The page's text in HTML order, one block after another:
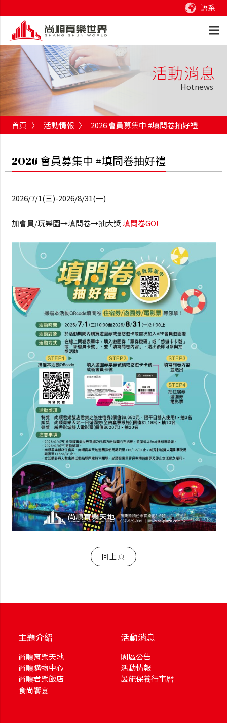
語系
活動消息
Hotnews
首頁 〉 活動情報 〉 2026 會員募集中 #填問卷抽好禮
2026 會員募集中 #填問卷抽好禮
2026/7/1(三)-2026/8/31(一)
加會員/玩樂園→填問卷→抽大獎填問卷GO!
回上頁
主題介紹
尚順育樂天地
尚順購物中心
尚順君樂飯店
食尚饗宴
活動消息
園區公告
活動情報
設施保養行事曆